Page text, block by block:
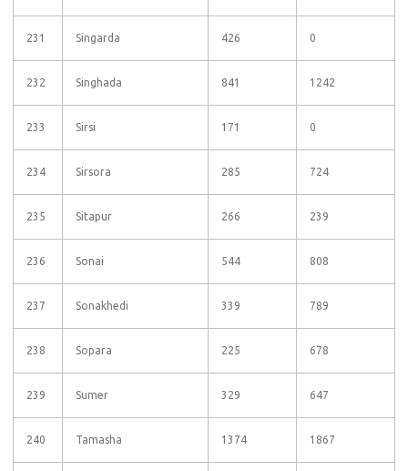
231 Singarda 426 0
232 Singhada 841 1242
233 Sirsi 171 0
234 Sirsora 285 724
235 Sitapur 266 239
236 Sonai 544 808
237 Sonakhedi 339 789
238 Sopara 225 678
239 Sumer 329 647
240 Tamasha 1374 1867